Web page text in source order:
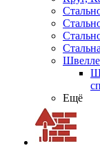
сп
Ещё